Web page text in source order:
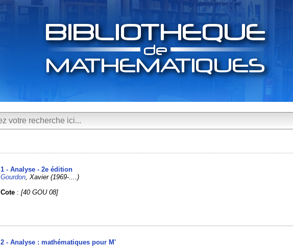
1 - Analyse - 2e édition
Gourdon , Xavier (1969-....)
Cote :[40 GOU 08]
2 - Analyse : mathématiques pour M'